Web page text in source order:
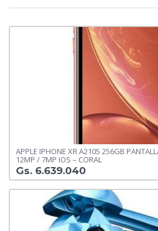
APPLE IPHONE XR A2105 256GB
12MP / 7MP IOS – CORAL
Gs. 6.639.040